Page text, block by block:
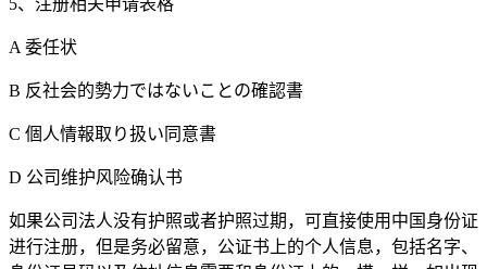
A 委任状
B 反社会的勢力ではないことの確認書
C 個人情報取り扱い同意書
D 公司维护风险确认书
如果公司法人没有护照或者护照过期，可直接使用中国身份证
进行注册，但是务必留意，公证书上的个人信息，包括名字、